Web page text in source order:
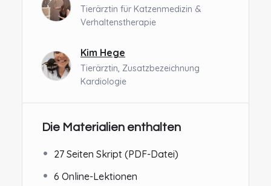
Tierärztin für Katzenmedizin &
Verhaltenstherapie
Kim Hege
Tierärztin, Zusatzbezeichnung
Kardiologie
Die Materialien enthalten
27 Seiten Skript (PDF-Datei)
6 Online-Lektionen